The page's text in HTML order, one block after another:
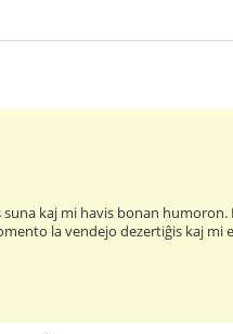
kaj mi havis bonan
la vendejo dezertiĝis kaj mi